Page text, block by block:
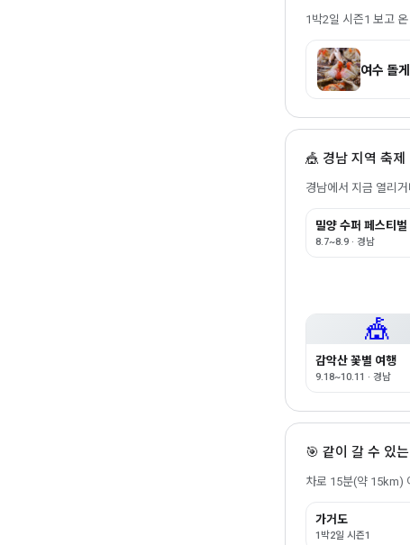
1박2일 시즌1 보고
여수 돌
🎪 경남 지역 축제
경남에서 지금 열리
밀양 수퍼 페스티벌
8.7~8.9 · 경남
🎪
감악산 꽃별 여행
9.18~10.11 · 경남
🎯 같이 갈 수 있는
차로 15분(약 15km)
가거도
1박2일 시즌1